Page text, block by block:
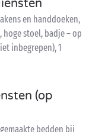
en handdoeken,
stoel, badje – op
inbegrepen), 1
(op
bedden bij